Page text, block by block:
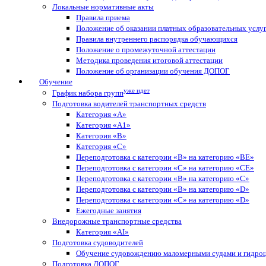
Локальные нормативные акты
Правила приема
Положение об оказании платных образовательных услуг
Правила внутреннего распорядка обучающихся
Положение о промежуточной аттестации
Методика проведения итоговой аттестации
Положение об организации обучения ДОПОГ
Обучение
График набора группуже идет
Подготовка водителей транспортных средств
Категория «A»
Категория «A1»
Категория «B»
Категория «C»
Переподготовка с категории «В» на категорию «BE»
Переподготовка с категории «С» на категорию «CE»
Переподготовка с категории «B» на категорию «C»
Переподготовка с категории «В» на категорию «D»
Переподготовка с категории «C» на категорию «D»
Ежегодные занятия
Внедорожные транспортные средства
Категория «АI»
Подготовка судоводителей
Обучение судовождению маломерными судами и
Подготовка ДОПОГ